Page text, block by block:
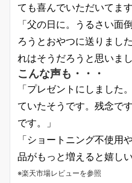
ても喜んでいただいてます
「父の日に。うるさい面
ろうとおやつに送りまし
れはそうだろうと思いま
こんな声も・・・
「プレゼントにしました
ていたそうです。残念で
です。」
「ショートニング不使用
品がもっと増えると嬉しい
※楽天市場レビューを参照